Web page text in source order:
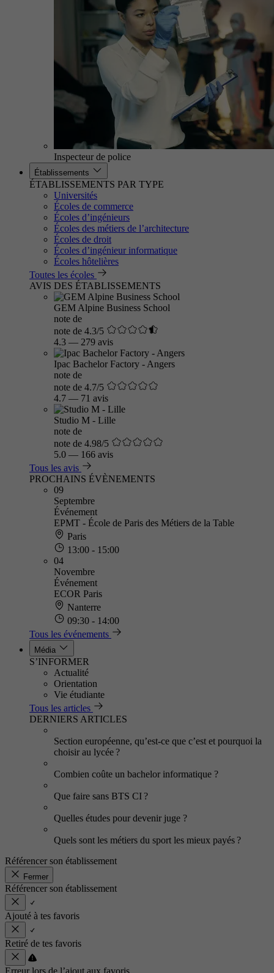
Inspecteur de police
Établissements
ÉTABLISSEMENTS PAR TYPE
Universités
Écoles de commerce
Écoles d’ingénieurs
Écoles des métiers de l’architecture
Écoles de droit
Écoles d’ingénieur informatique
Écoles hôtelières
Toutes les écoles
AVIS DES ÉTABLISSEMENTS
GEM Alpine Business School
note de
note de 4.3/5
4.3 — 279 avis
Ipac Bachelor Factory - Angers
note de
note de 4.7/5
4.7 — 71 avis
Studio M - Lille
note de
note de 4.98/5
5.0 — 166 avis
Tous les avis
PROCHAINS ÉVÈNEMENTS
09
Septembre
Événement
EPMT - École de Paris des Métiers de la Table
Paris
13:00 - 15:00
04
Novembre
Événement
ECOR Paris
Nanterre
09:30 - 14:00
Tous les événements
Média
S’INFORMER
Actualité
Orientation
Vie étudiante
Tous les articles
DERNIERS ARTICLES
Section européenne, qu’est-ce que c’est et pourquoi la
choisir au lycée ?
Combien coûte un bachelor informatique ?
Que faire sans BTS CI ?
Quelles études pour devenir juge ?
Quels sont les métiers du sport les mieux payés ?
Référencer son établissement
Fermer
Référencer son établissement
Ajouté à tes favoris
Retiré de tes favoris
Erreur lors de l’ajout aux favoris